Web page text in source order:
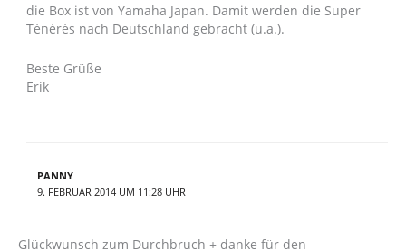
die Box ist von Yamaha Japan. Damit werden die Super
Ténérés nach Deutschland gebracht (u.a.).
Beste Grüße
Erik
PANNY
9. FEBRUAR 2014 UM 11:28 UHR
Glückwunsch zum Durchbruch + danke für den